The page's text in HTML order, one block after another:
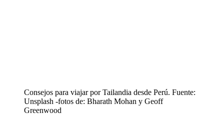
Consejos para viajar por Tailandia desde Perú. Fuente:
Unsplash -fotos de: Bharath Mohan y Geoff
Greenwood